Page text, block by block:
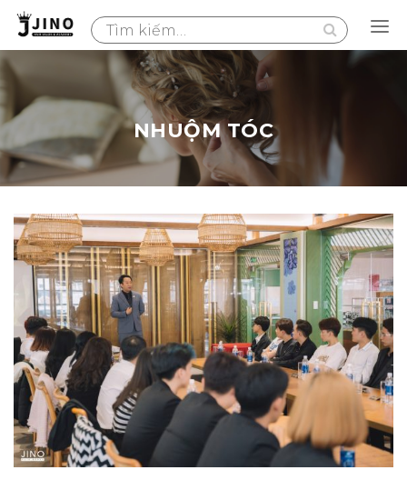
Search
for:
NHUỘM TÓC